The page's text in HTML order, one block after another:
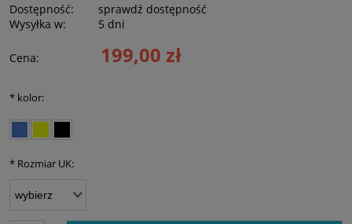
Dostępność:
sprawdź dostępność
Wysyłka w:
5 dni
Cena: 199,00 zł
* kolor:
* Rozmiar UK: